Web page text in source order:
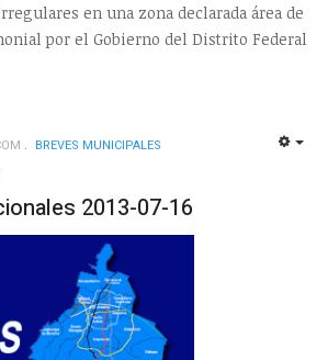
en una zona declarada área de
por el Gobierno del Distrito Federal
BREVES MUNICIPALES
2013-07-16